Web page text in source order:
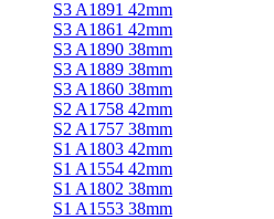
S3 A1891 42mm
S3 A1861 42mm
S3 A1890 38mm
S3 A1889 38mm
S3 A1860 38mm
S2 A1758 42mm
S2 A1757 38mm
S1 A1803 42mm
S1 A1554 42mm
S1 A1802 38mm
S1 A1553 38mm